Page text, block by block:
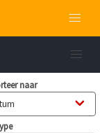
naar